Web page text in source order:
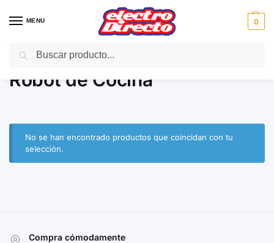
MENU 0
Inicio PAE / Cocina / Robot de Cocina
Robot de Cocina
No se han encontrado productos que coincidan con tu
selección.
Compra cómodamente